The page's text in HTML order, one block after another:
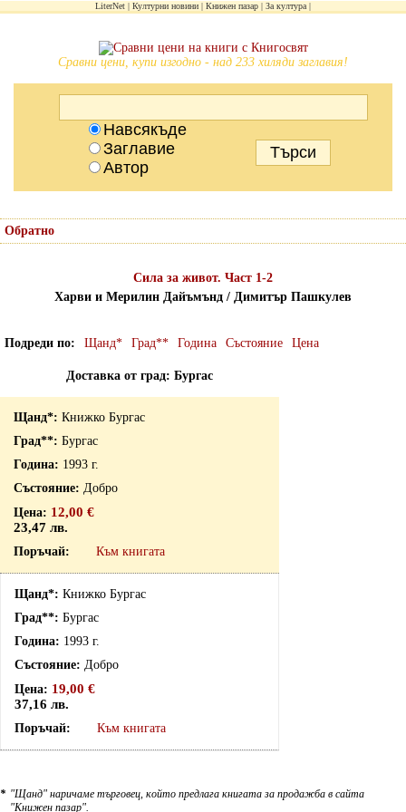
LiterNet Културни новини Книжен пазар За култура
Сравни цени, купи изгодно - над 233 хиляди заглавия!
Навсякъде
Заглавие
Автор
Обратно
Сила за живот. Част 1-2
Харви и Мерилин Дайъмънд / Димитър Пашкулев
Подреди по Щанд* Град** Година Състояние Цена
Доставка от град: Бургас
Книжко Бургас
Бургас
1993 г.
Добро
12,00 €
23,47 лв.
Към книгата
Книжко Бургас
Бургас
1993 г.
Добро
19,00 €
37,16 лв.
Към книгата
* "Щанд" наричаме търговец, който предлага книгата за продажба в сайта
"Книжен пазар".